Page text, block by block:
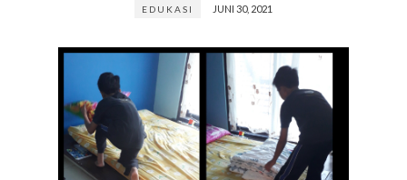
EDUKASI JUNI 30, 2021